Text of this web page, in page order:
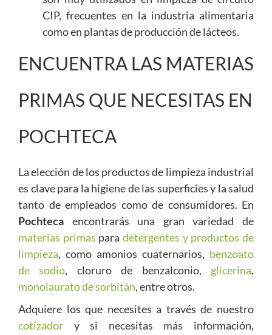
CIP, frecuentes en la industria alimentaria
como en plantas de producción de lácteos.
ENCUENTRA LAS MATERIAS
PRIMAS QUE NECESITAS EN
POCHTECA
La elección de los productos de limpieza industrial
es clave para la higiene de las superficies y la salud
tanto de empleados como de consumidores. En
Pochteca encontrarás una gran variedad de
materias primas paradetergentes y productos de
limpieza, como amonios cuaternarios, benzoato
de sodio, cloruro de benzalconio, glicerina,
monolaurato de sorbitán, entre otros.
Adquiere los que necesites a través de nuestro
cotizador y si necesitas más información,